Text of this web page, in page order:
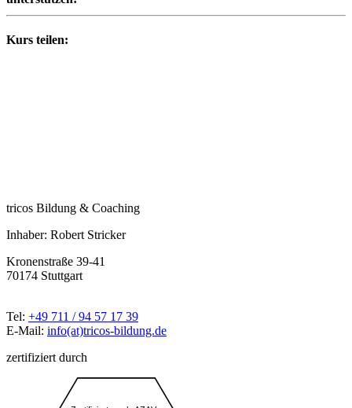
Kurs teilen:
tricos Bildung & Coaching
Inhaber: Robert Stricker
Kronenstraße 39-41
70174 Stuttgart
Tel: +49 711 / 94 57 17 39
E-Mail: info(at)tricos-bildung.de
zertifiziert durch